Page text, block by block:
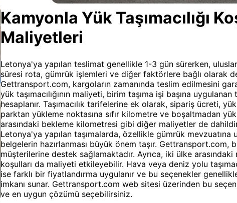
Kamyonla Yük Taşımacılığı
Maliyetleri
Letonya'ya yapılan teslimat genellikle 1-3 gün sürerken,
süresi rota, gümrük işlemleri ve diğer faktörlere bağlı olarak
Gettransport.com, kargoların zamanında teslim edilmesini
yük taşımacılığının maliyeti, birim taşıma işi başına
hesaplanır. Taşımacılık tarifelerine ek olarak, sipariş ücreti,
parktan yükleme noktasına sıfır kilometre ve boşaltmadan
arasındaki bekleme kilometresi gibi diğer maliyetler de
Letonya'ya yapılan taşımalarda, özellikle gümrük mevzuatına
belgelerin hazırlanması büyük önem taşır. Gettransport.com,
müşterilerine destek sağlamaktadır. Ayrıca, iki ülke
koşulları da maliyeti etkileyebilir. Hava veya deniz yolu
ise farklı bir fiyatlandırma uygulanır ve bu seçenekler
imkanı sunar. Gettransport.com web sitesi üzerinden bu
ve en uygun çözümü seçebilirsiniz.